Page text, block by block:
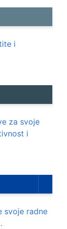
i
za svoje
i
svoje radne